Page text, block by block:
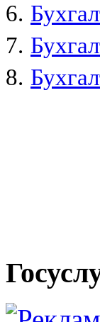
6.
7.
8.